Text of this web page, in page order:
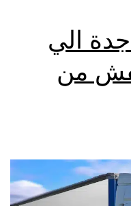
الي
من